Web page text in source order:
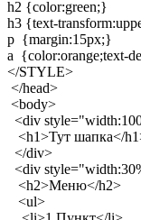
h2 {color:green;}
h3 {text-
p {margin:15px;}
a {color:orange;text-
</STYLE>
</head>
<body>
<div
<h1>Тут шапка</
</div>
<div
<h2>Меню</h2>
<ul>